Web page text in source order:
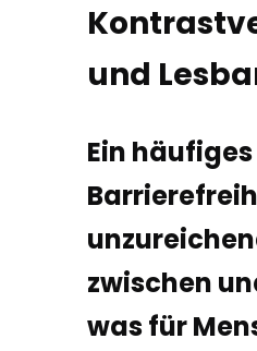
und
Ein
zwischen
was für